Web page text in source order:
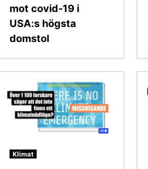
mot covid-19 i
USA:s högsta
domstol
Klimat